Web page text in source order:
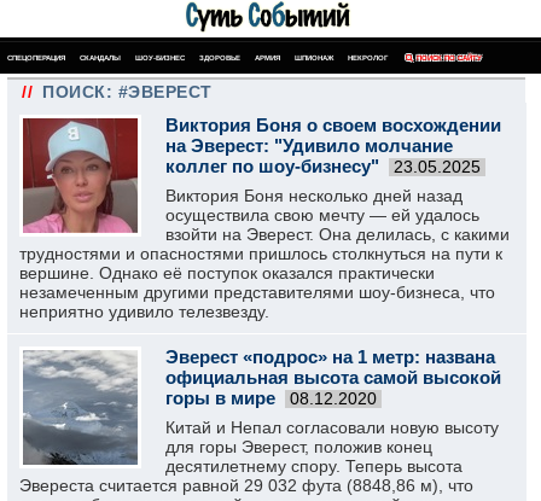
СПЕЦОПЕРАЦИЯ СКАНДАЛЫ ШОУ-БИЗНЕС ЗДОРОВЬЕ АРМИЯ ШПИОНАЖ НЕКРОЛОГ ПОИСК ПО САЙТУ
// ПОИСК: #ЭВЕРЕСТ
Виктория Боня о своем восхождении
на Эверест: "Удивило молчание
коллег по шоу-бизнесу"
23.05.2025
Виктория Боня несколько дней назад
осуществила свою мечту — ей удалось
взойти на Эверест. Она делилась, с какими
трудностями и опасностями пришлось столкнуться на пути к
вершине. Однако её поступок оказался практически
незамеченным другими представителями шоу-бизнеса, что
неприятно удивило телезвезду.
Эверест «подрос» на 1 метр: названа
официальная высота самой высокой
горы в мире
08.12.2020
Китай и Непал согласовали новую высоту
для горы Эверест, положив конец
десятилетнему спору. Теперь высота
Эвереста считается равной 29 032 фута (8848,86 м), что